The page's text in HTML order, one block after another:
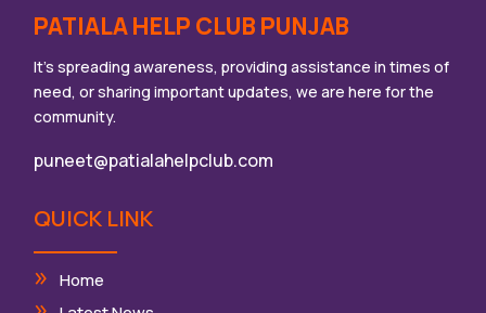
PATIALA HELP CLUB PUNJAB
It’s spreading awareness, providing assistance in times of
need, or sharing important updates, we are here for the
community.
puneet@patialahelpclub.com
QUICK LINK
Home